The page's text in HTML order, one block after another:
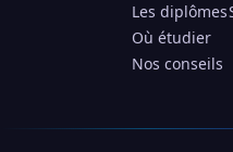
Les diplômes
Où étudier
Nos conseils